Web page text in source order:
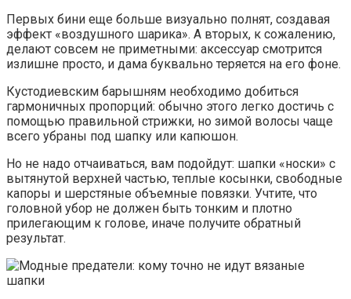
Первых бини еще больше визуально полнят, создавая
эффект «воздушного шарика». А вторых, к сожалению,
делают совсем не приметными: аксессуар смотрится
излишне просто, и дама буквально теряется на его фоне.
Кустодиевским барышням необходимо добиться
гармоничных пропорций: обычно этого легко достичь с
помощью правильной стрижки, но зимой волосы чаще
всего убраны под шапку или капюшон.
Но не надо отчаиваться, вам подойдут: шапки «носки» с
вытянутой верхней частью, теплые косынки, свободные
капоры и шерстяные объемные повязки. Учтите, что
головной убор не должен быть тонким и плотно
прилегающим к голове, иначе получите обратный
результат.